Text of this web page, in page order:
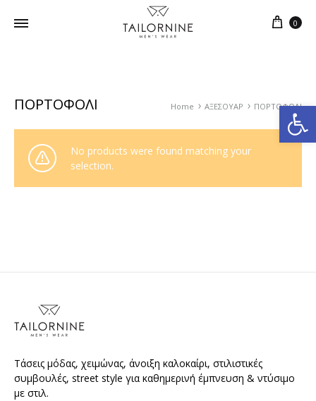
Ανοίξτε τη γραμμή εργαλείων
0
ΠΟΡΤΟΦΟΛΙ Home ΑΞΕΣΟΥΑΡ ΠΟΡΤΟΦΟΛΙ
No products were found matching your
selection.
Τάσεις μόδας, χειμώνας, άνοιξη καλοκαίρι, στιλιστικές
συμβουλές, street style για καθημερινή έμπνευση & ντύσιμο
με στιλ.